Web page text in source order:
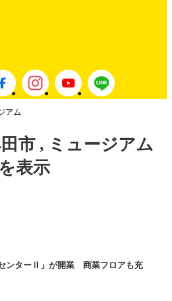
アム
田市 , ミュージアム
表示
センターⅡ」が開業 商業フロアも充